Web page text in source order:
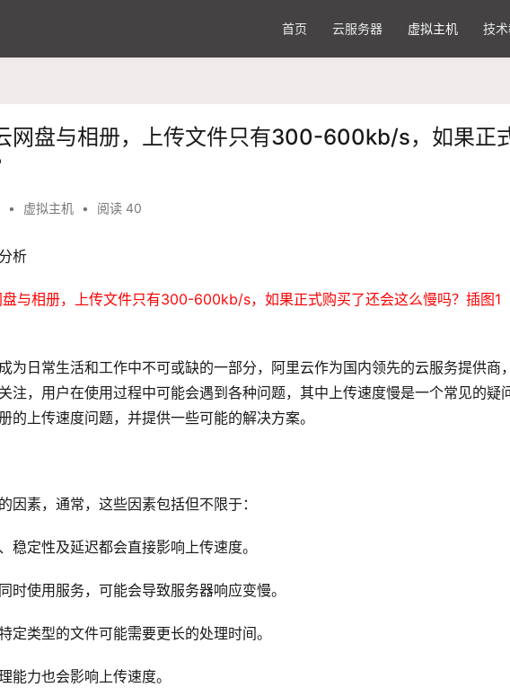
首页 云服务器 虚拟主机 技
网盘与相册，上传文件只有300-600kb/s，如果正
• 虚拟主机 • 阅读 40
分析
为日常生活和工作中不可或缺的一部分， 阿里云作为国内领先的云服务提供商
注，用户在使用过程中可能会遇到各种问题，其中上传速度慢是一个常见的疑
的上传速度问题，并提供一些可能的解决方案。
因素，通常，这些因素包括但不限于：
稳定性及延迟都会直接影响上传速度。
时使用服务，可能会导致服务器响应变慢。
定类型的文件可能需要更长的处理时间。
能力也会影响上传速度。